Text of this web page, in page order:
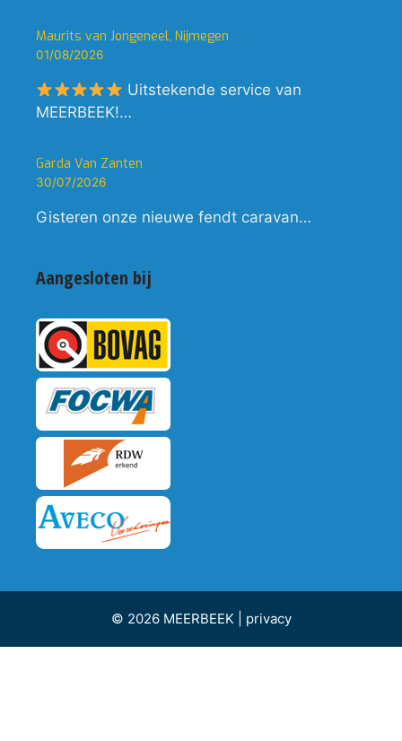
Maurits van Jongeneel, Nijmegen
01/08/2026
Uitstekende service van
MEERBEEK!…
Garda Van Zanten
30/07/2026
Gisteren onze nieuwe fendt caravan…
Aangesloten bij
© 2026 MEERBEEK | privacy